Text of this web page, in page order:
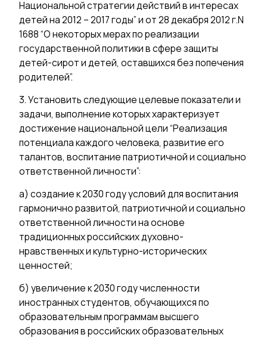
Национальной стратегии действий в интересах
детей на 2012 – 2017 годы” и от 28 декабря 2012 г.N
1688 “О некоторых мерах по реализации
государственной политики в сфере защиты
детей-сирот и детей, оставшихся без попечения
родителей”.
3. Установить следующие целевые показатели и
задачи, выполнение которых характеризует
достижение национальной цели “Реализация
потенциала каждого человека, развитие его
талантов, воспитание патриотичной и социально
ответственной личности”:
а) создание к 2030 году условий для воспитания
гармонично развитой, патриотичной и социально
ответственной личности на основе
традиционных российских духовно-
нравственных и культурно-исторических
ценностей;
б) увеличение к 2030 году численности
иностранных студентов, обучающихся по
образовательным программам высшего
образования в российских образовательных